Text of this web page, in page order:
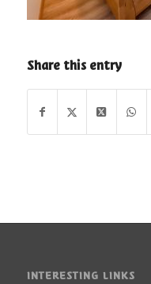
Share this entry
INTERESTING LINKS